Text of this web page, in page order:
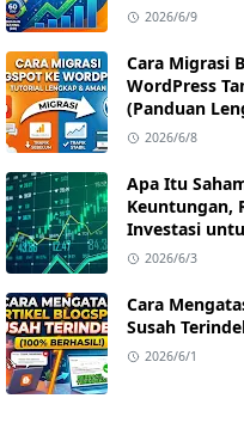
2026/6/9
Cara Migrasi
WordPress
(Panduan
2026/6/8
Apa Itu
Keuntungan,
Investasi
2026/6/3
Cara
Susah
2026/6/1